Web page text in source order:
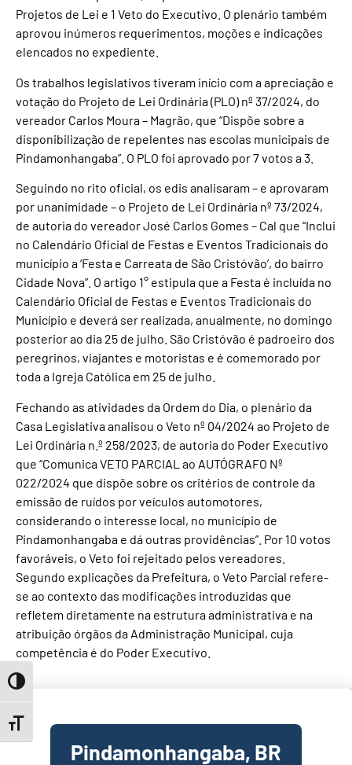
Toggle High Contrast
Toggle Font size
Projetos de Lei e 1 Veto do Executivo. O plenário também
aprovou inúmeros requerimentos, moções e indicações
elencados no expediente.
Os trabalhos legislativos tiveram início com a apreciação e
votação do Projeto de Lei Ordinária (PLO) nº 37/2024, do
vereador Carlos Moura – Magrão, que “Dispõe sobre a
disponibilização de repelentes nas escolas municipais de
Pindamonhangaba”. O PLO foi aprovado por 7 votos a 3.
Seguindo no rito oficial, os edis analisaram – e aprovaram
por unanimidade – o Projeto de Lei Ordinária nº 73/2024,
de autoria do vereador José Carlos Gomes – Cal que “Inclui
no Calendário Oficial de Festas e Eventos Tradicionais do
município a ‘Festa e Carreata de São Cristóvão’, do bairro
Cidade Nova”. O artigo 1° estipula que a Festa é incluída no
Calendário Oficial de Festas e Eventos Tradicionais do
Município e deverá ser realizada, anualmente, no domingo
posterior ao dia 25 de julho. São Cristóvão é padroeiro dos
peregrinos, viajantes e motoristas e é comemorado por
toda a Igreja Católica em 25 de julho.
Fechando as atividades da Ordem do Dia, o plenário da
Casa Legislativa analisou o Veto nº 04/2024 ao Projeto de
Lei Ordinária n.º 258/2023, de autoria do Poder Executivo
que “Comunica VETO PARCIAL ao AUTÓGRAFO Nº
022/2024 que dispõe sobre os critérios de controle da
emissão de ruídos por veículos automotores,
considerando o interesse local, no município de
Pindamonhangaba e dá outras providências”. Por 10 votos
favoráveis, o Veto foi rejeitado pelos vereadores.
Segundo explicações da Prefeitura, o Veto Parcial refere-
se ao contexto das modificações introduzidas que
refletem diretamente na estrutura administrativa e na
atribuição órgãos da Administração Municipal, cuja
competência é do Poder Executivo.
Pindamonhangaba, BR